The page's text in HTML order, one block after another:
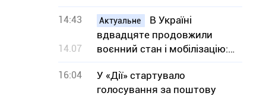
міністра оборони
14:43
14.07
Актуальне
В Україні
вдвадцяте продовжили
воєнний стан і мобілізацію:
на який термін
16:04
У «Дії» стартувало
голосування за поштову